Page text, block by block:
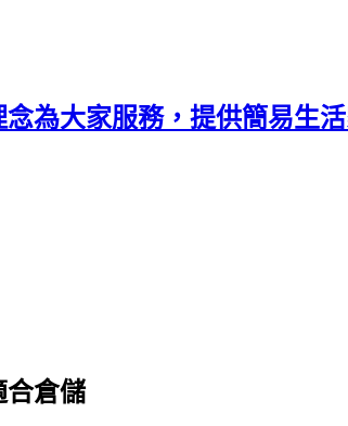
為大家服務，提供簡易生
合倉儲